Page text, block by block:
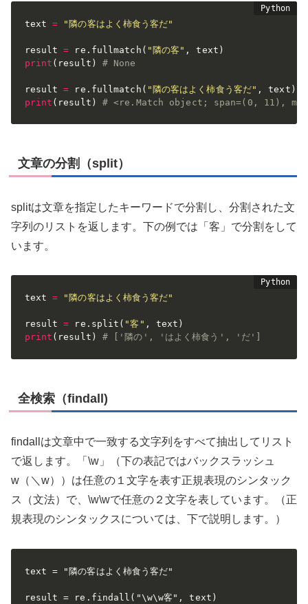
text = "隣の客はよく柿食う客だ"
result = re . fullmatch ( "隣の客" , text )
print ( result ) # None
result = re . fullmatch ( "隣の客はよく柿食う客だ" , text )
print ( result ) # <re.Match object; span=(0, 11),
文章の分割（split）
splitは文章を指定したキーワードで分割し、分割された文
字列のリストを返します。下の例では「客」で分割をして
います。
text = "隣の客はよく柿食う客だ"
result = re . split ( "客" , text )
print ( result ) # ['隣の', 'はよく柿食う', 'だ']
全検索（findall)
findallは文章中で一致する文字列をすべて抽出してリスト
で返します。「\w」（下の表記ではバックスラッシュ
w（＼w））は任意の１文字を表す正規表現のシンタック
ス（文法）で、\w\wで任意の２文字を表しています。（正
規表現のシンタックスについては、下で説明します。）
text = "隣の客はよく柿食う客だ"
result = re.findall("\w\w客", text)